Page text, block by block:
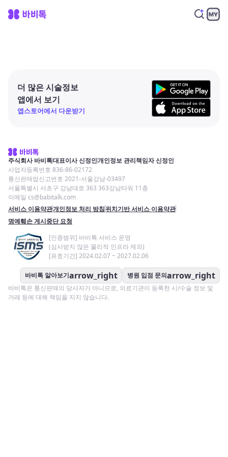
더 많은 시술정보
앱에서 보기
앱스토어에서 다운받기
주식회사 바비톡대표이사 신정인개인정보 관리책임자 신정인
사업자등록번호 836-86-02172
통신판매업신고번호 2021-서울강남-03497
서울특별시 서초구 강남대로 363 363강남타워 11층
이메일 cs@babitalk.com
서비스 이용약관개인정보 처리 방침위치기반 서비스 이용약관
명예훼손 게시중단 요청
[인증범위] 바비톡 서비스 운영
(심사받지 않은 물리적 인프라 제외)
[유효기간] 2024.02.07 ~ 2027.02.06
바비톡 알아보기arrow_right 병원 입점 문의arrow_right
바비톡은 통신판매의 당사자가 아니므로, 의료기관이 등록한 시/수술 정보 및
거래 등에 대해 책임을 지지 않습니다.